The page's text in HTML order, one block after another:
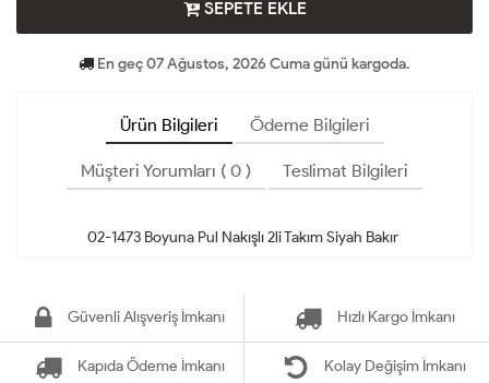
SEPETE EKLE
En geç 07 Ağustos, 2026 Cuma günü kargoda.
Ürün Bilgileri Ödeme Bilgileri
Müşteri Yorumları ( 0 ) Teslimat Bilgileri
Güvenli Alışveriş İmkanı Hızlı Kargo İmkanı
Kapıda Ödeme İmkanı Kolay Değişim İmkanı